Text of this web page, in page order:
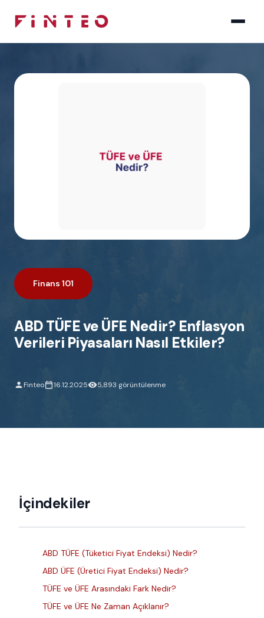
Finans 101
ABD TÜFE ve ÜFE Nedir? Enflasyon
Verileri Piyasaları Nasıl Etkiler?
Finteo 16.12.2025 5,893 görüntülenme
İçindekiler
ABD TÜFE (Tüketici Fiyat Endeksi) Nedir?
ABD ÜFE (Üretici Fiyat Endeksi) Nedir?
TÜFE ve ÜFE Arasındaki Fark Nedir?
TÜFE ve ÜFE Ne Zaman Açıklanır?